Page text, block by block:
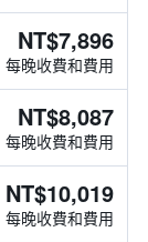
NT$7,896
每晚收費和費用
NT$8,087
每晚收費和費用
NT$10,019
每晚收費和費用